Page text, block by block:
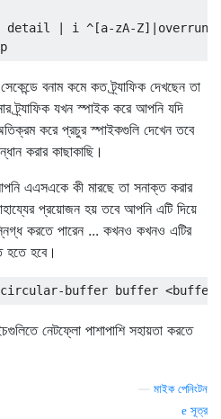
| i ^[a-zA-
বনাম কমে কত ট্র্যাফিক দেখছেন তা
ট্র্যাফিক যখন স্পাইক করে আপনি যদি
করে প্রচুর স্পাইকগুলি দেখেন তবে
করার কাছাকাছি।
এএসএকে কী মারছে তা সনাক্ত করার
প্রয়োজন হয় তবে আপনি এটি দিয়ে
করতে পারেন ... কখনও কখনও এটির
হবে।
নেটফ্লো পাশাপাশি সহায়তা করতে
মাইক পেনিংটন
সূত্র